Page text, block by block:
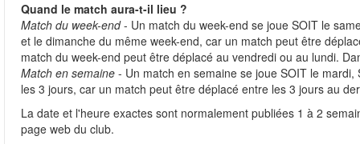
Quand le match aura-t-il lieu ?
Match du week-end- Un match du week-end se joue SOIT le
et le dimanche du même week-end, car un match peut être
match du week-end peut être déplacé au vendredi ou au lundi.
Match en semaine - Un match en semaine se joue SOIT le
les 3 jours, car un match peut être déplacé entre les 3 jours au
La date et l'heure exactes sont normalement publiées 1 à 2
page web du club.